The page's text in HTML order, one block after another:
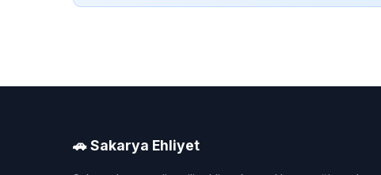
🚗 Sakarya Ehliyet